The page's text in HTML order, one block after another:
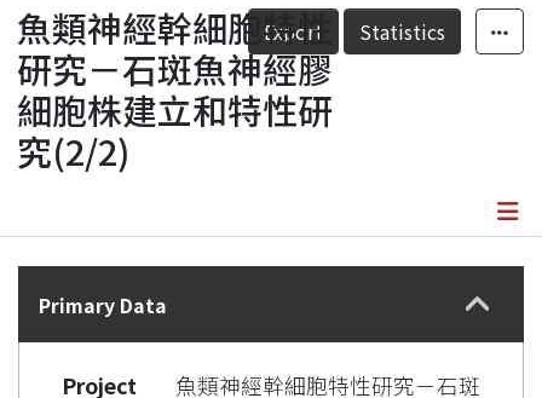
Fundings & Projects
Researchers
Organizations
Export Statistics
魚類神經幹細胞特性
研究－石斑魚神經膠
細胞株建立和特性研
究(2/2)
Details
Primary Data
Project
魚類神經幹細胞特性研究－石斑